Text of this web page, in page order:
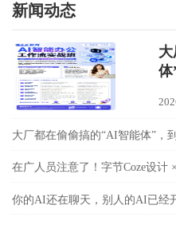
新闻动态
体
班